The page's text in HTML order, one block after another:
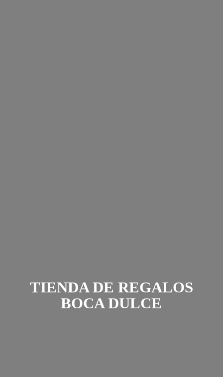
TIENDA DE REGALOS
BOCA DULCE